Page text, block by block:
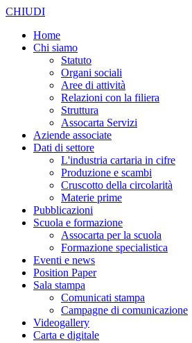
CHIUDI
Home
Chi siamo
Statuto
Organi sociali
Aree di attività
Relazioni con la filiera
Struttura
Assocarta Servizi
Aziende associate
Dati di settore
L'industria cartaria in cifre
Produzione e scambi
Cruscotto della circolarità
Materie prime
Pubblicazioni
Scuola e formazione
Assocarta per la scuola
Formazione specialistica
Eventi e news
Position Paper
Sala stampa
Comunicati stampa
Campagne di comunicazione
Videogallery
Carta e digitale